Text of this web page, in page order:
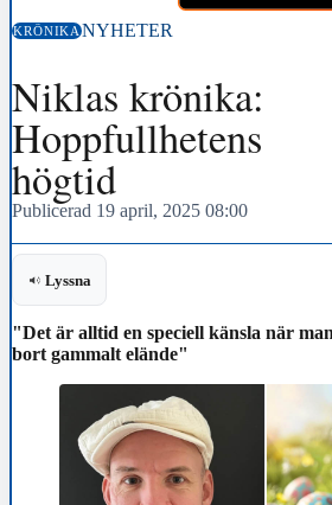
KRÖNIKANYHETER
Niklas krönika:
Hoppfullhetens
högtid
Publicerad 19 april, 2025 08:00
Lyssna
"Det är alltid en speciell känsla när
bort gammalt elände"